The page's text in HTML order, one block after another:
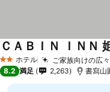
2 ホテルのランク
ホテル ご家族向けの広
ＣＡＢＩＮ ＩＮＮ
8.2 満足 2,263 書寫山